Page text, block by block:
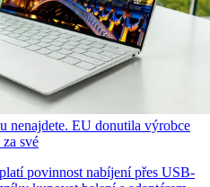
nenajdete. EU donutila výrobce
své
povinnost nabíjení přes USB-